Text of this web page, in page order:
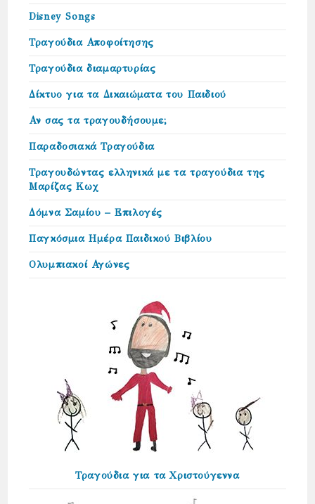
Disney Songs
Τραγούδια Αποφοίτησης
Τραγούδια διαμαρτυρίας
Δίκτυο για τα Δικαιώµατα του Παιδιού
Αν σας τα τραγουδήσουμε;
Παραδοσιακά Τραγούδια
Τραγουδώντας ελληνικά με τα τραγούδια της
Μαρίζας Κωχ
Δόμνα Σαμίου – Επιλογές
Παγκόσμια Ημέρα Παιδικού Βιβλίου
Ολυμπιακοί Αγώνες
Τραγούδια για τα Χριστούγεννα